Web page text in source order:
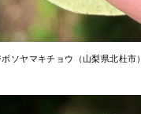
ボソヤマキチョウ（山梨県北杜市）